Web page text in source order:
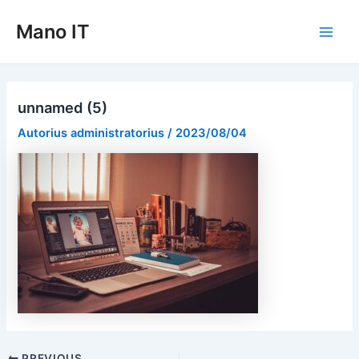
prieMano IT
unnamed (5)
Autorius administratorius/ 2023/08/04